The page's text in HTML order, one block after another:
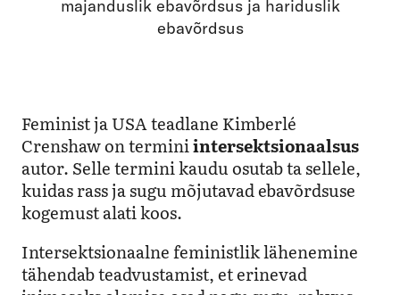
majanduslik ebavõrdsus ja hariduslik
ebavõrdsus
Feminist ja USA teadlane Kimberlé
Crenshaw on terminiintersektsionaalsus
autor. Selle termini kaudu osutab ta sellele,
kuidas rass ja sugu mõjutavad ebavõrdsuse
kogemust alati koos.
Intersektsionaalne feministlik lähenemine
tähendab teadvustamist, et erinevad